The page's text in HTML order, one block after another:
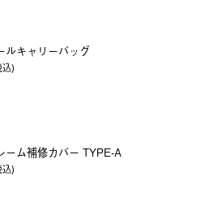
ルキャリーバッグ
)
ーム補修カバー TYPE-A
)